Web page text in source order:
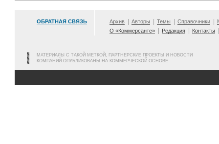
ОБРАТНАЯ СВЯЗЬ Архив Авторы Темы Справочники
О «Коммерсанте»
Редакция Контакты
МАТЕРИАЛЫ С ТАКОЙ МЕТКОЙ, ПАРТНЕРСКИЕ ПРОЕКТЫ И НОВОСТИ
КОМПАНИЙ ОПУБЛИКОВАНЫ НА КОММЕРЧЕСКОЙ ОСНОВЕ